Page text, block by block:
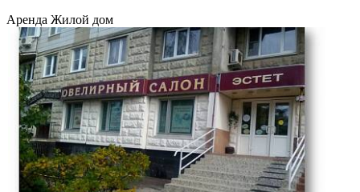
Аренда Жилой дом